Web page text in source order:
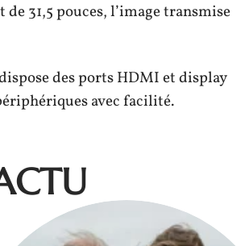
31,5 pouces, l’image transmise
des ports HDMI et display
avec facilité.